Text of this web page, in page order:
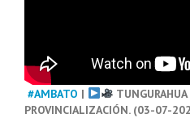
#AMBATO |
PROVINCIALIZACIÓN. (03-07-